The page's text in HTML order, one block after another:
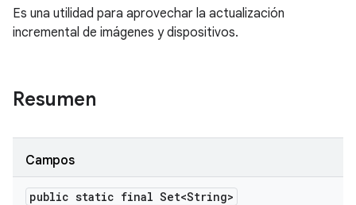
Es una utilidad para aprovechar la actualización
incremental de imágenes y dispositivos.
Resumen
Campos
public static final Set<String>